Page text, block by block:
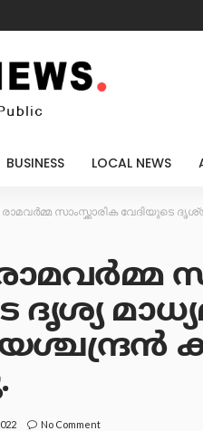
BUSINESS LOCAL NEWS
സാംസ്ക്കാരിക വേദിയുടെ
ദൃശ്യ
No Comment